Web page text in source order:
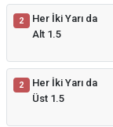
2
Her İki Yarı da
Alt 1.5
2
Her İki Yarı da
Üst 1.5